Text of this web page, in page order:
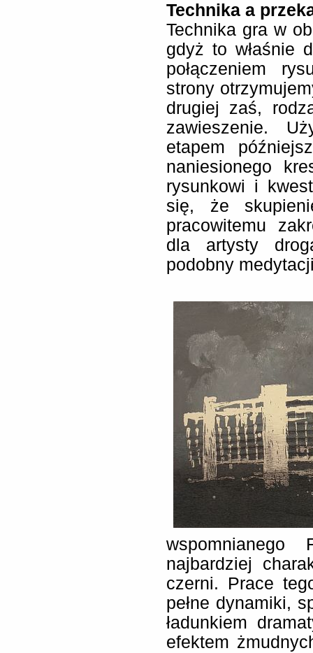
Technika a
Technika gra w
gdyż to właśnie
połączeniem
strony
drugiej zaś,
zawieszenie.
etapem
naniesionego
rysunkowi i
się, że
pracowitemu
dla artysty
podobny
wspomnianego
najbardziej
czerni. Prace
pełne dynamiki,
ładunkiem
efektem